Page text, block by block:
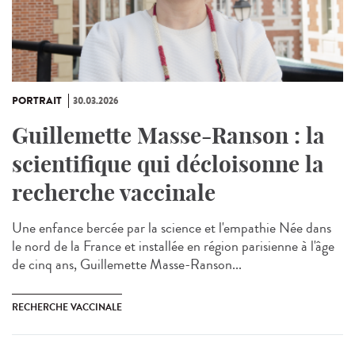
PORTRAIT 30.03.2026
Guillemette Masse-Ranson : la
scientifique qui décloisonne la
recherche vaccinale
Une enfance bercée par la science et l'empathie Née dans
le nord de la France et installée en région parisienne à l'âge
de cinq ans, Guillemette Masse-Ranson...
RECHERCHE VACCINALE